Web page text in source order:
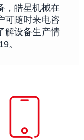
，皓星机械在
可随时来电咨
解设备生产情
。